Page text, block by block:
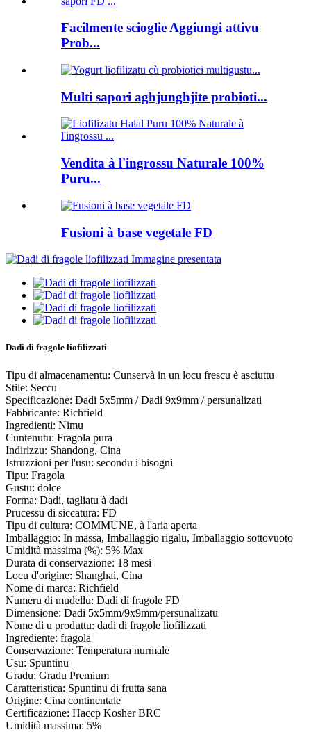
Facilmente scioglie Aggiungi attivu
Prob...
Multi sapori aghjunghjite probioti...
Vendita à l'ingrossu Naturale 100%
Puru...
Fusioni à base vegetale FD
Dadi di fragole liofilizzati
Tipu di almacenamentu: Cunservà in un locu frescu è asciuttu
Stile: Seccu
Specificazione: Dadi 5x5mm / Dadi 9x9mm / persunalizati
Fabbricante: Richfield
Ingredienti: Nimu
Cuntenutu: Fragola pura
Indirizzu: Shandong, Cina
Istruzzioni per l'usu: secondu i bisogni
Tipu: Fragola
Gustu: dolce
Forma: Dadi, tagliatu à dadi
Prucessu di siccatura: FD
Tipu di cultura: COMMUNE, à l'aria aperta
Imballaggio: In massa, Imballaggio rigalu, Imballaggio sottovuoto
Umidità massima (%): 5% Max
Durata di conservazione: 18 mesi
Locu d'origine: Shanghai, Cina
Nome di marca: Richfield
Numeru di mudellu: Dadi di fragole FD
Dimensione: Dadi 5x5mm/9x9mm/persunalizatu
Nome di u produttu: dadi di fragole liofilizzati
Ingrediente: fragola
Conservazione: Temperatura nurmale
Usu: Spuntinu
Gradu: Gradu Premium
Caratteristica: Spuntinu di frutta sana
Origine: Cina continentale
Certificazione: Haccp Kosher BRC
Umidità massima: 5%